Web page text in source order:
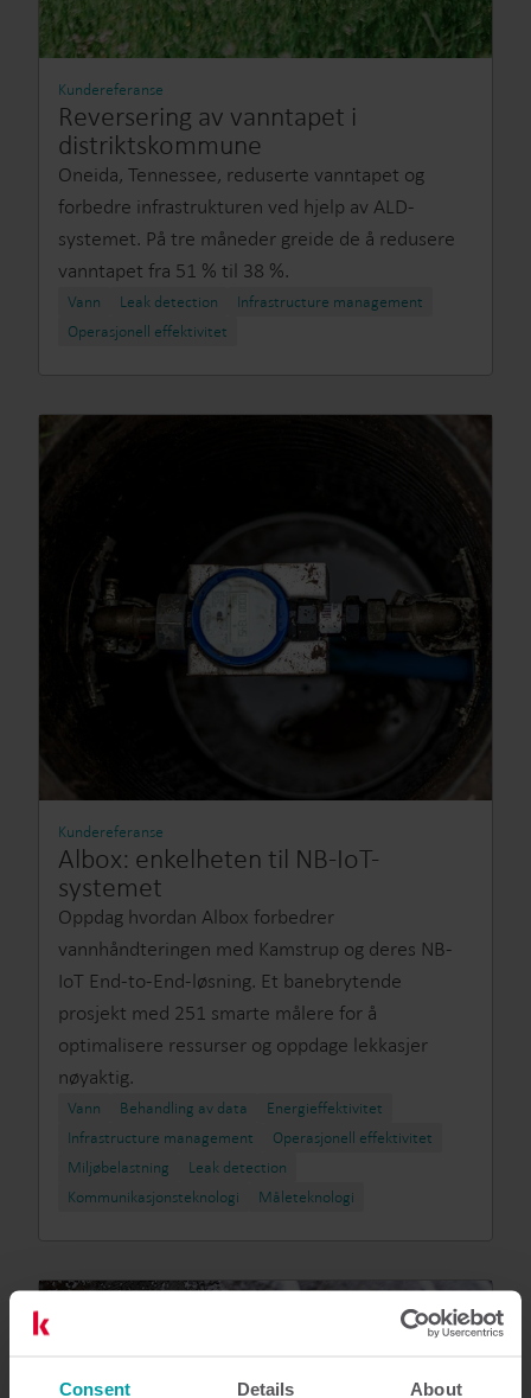
Consent Details About
Kundereferanse
Reversering av vanntapet i
distriktskommune
Oneida, Tennessee, reduserte vanntapet og
forbedre infrastrukturen ved hjelp av ALD-
systemet. På tre måneder greide de å redusere
vanntapet fra 51 % til 38 %.
Vann Leak detection
Infrastructure management
Operasjonell effektivitet
Kundereferanse
Albox: enkelheten til NB-IoT-
systemet
Oppdag hvordan Albox forbedrer
vannhåndteringen med Kamstrup og deres NB-
IoT End-to-End-løsning. Et banebrytende
prosjekt med 251 smarte målere for å
optimalisere ressurser og oppdage lekkasjer
nøyaktig.
Vann Behandling av data
Energieffektivitet
Infrastructure management
Operasjonell effektivitet
Miljøbelastning
Leak detection
Kommunikasjonsteknologi
Måleteknologi